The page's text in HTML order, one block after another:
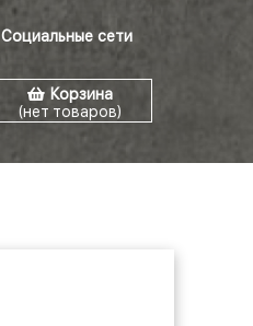
Социальные сети
Корзина
(нет товаров)